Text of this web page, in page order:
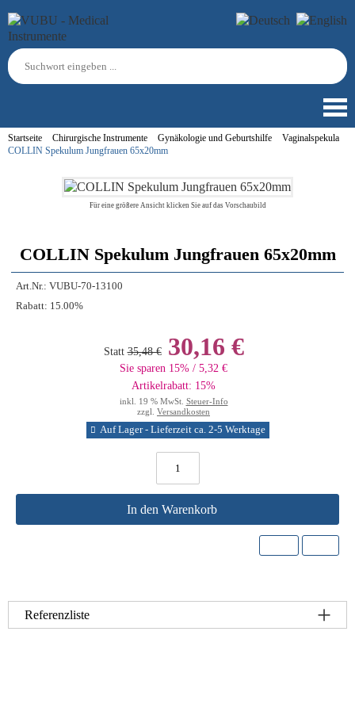
Startseite Chirurgische Instrumente Gynäkologie und Geburtshilfe
Vaginalspekula
COLLIN Spekulum Jungfrauen 65x20mm
Für eine größere Ansicht klicken Sie auf das Vorschaubild
COLLIN Spekulum Jungfrauen 65x20mm
Art.Nr.: VUBU-70-13100
Rabatt: 15.00%
Statt 35,48 €30,16 €
Sie sparen 15% / 5,32 €
Artikelrabatt: 15%
inkl. 19 % MwSt. Steuer-Info
zzgl. Versandkosten
Auf Lager - Lieferzeit ca. 2-5 Werktage
In den Warenkorb
Referenzliste